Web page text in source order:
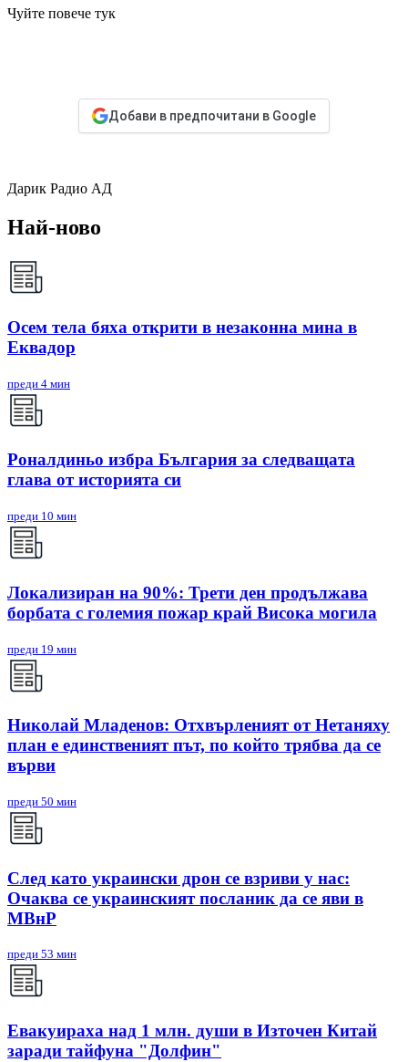
Чуйте повече тук
Добави в предпочитани в Google
Дарик Радио АД
Най-ново
Осем тела бяха открити в незаконна мина в
Еквадор
преди 4 мин
Роналдиньо избра България за следващата
глава от историята си
преди 10 мин
Локализиран на 90%: Трети ден продължава
борбата с големия пожар край Висока могила
преди 19 мин
Николай Младенов: Отхвърленият от Нетаняху
план е единственият път, по който трябва да се
върви
преди 50 мин
След като украински дрон се взриви у нас:
Очаква се украинският посланик да се яви в
МВнР
преди 53 мин
Евакуираха над 1 млн. души в Източен Китай
заради тайфуна "Долфин"